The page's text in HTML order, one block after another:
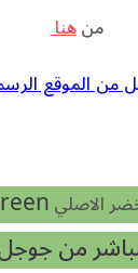
منهنا
من الموقع
الاصلي
من